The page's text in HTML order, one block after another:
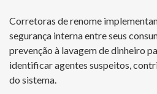
Corretoras de renome
segurança interna entre seus
prevenção à lavagem de dinheiro
identificar agentes suspeitos,
do sistema.